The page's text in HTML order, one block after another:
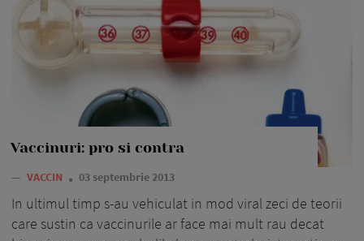
Vaccinuri: pro si contra
— VACCIN 03 septembrie 2013
In ultimul timp s-au vehiculat in mod viral zeci de teorii
care sustin ca vaccinurile ar face mai mult rau decat